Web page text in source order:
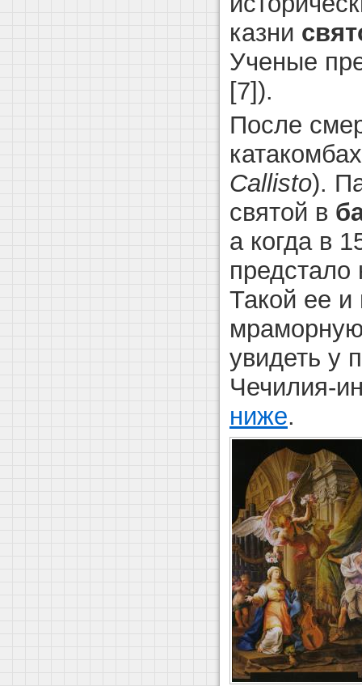
казни
Ученые
[7]).
После
Callisto).
святой в
а когда в
предстало
Такой ее
увидеть у
Чечилия-
ниже.